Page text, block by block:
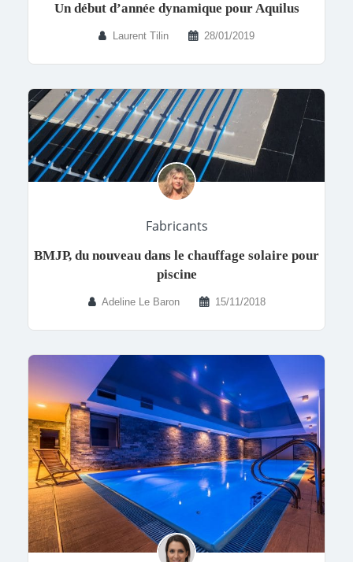
Un début d’année dynamique pour Aquilus
Laurent Tilin 28/01/2019
Fabricants
BMJP, du nouveau dans le chauffage solaire pour
piscine
Adeline Le Baron 15/11/2018